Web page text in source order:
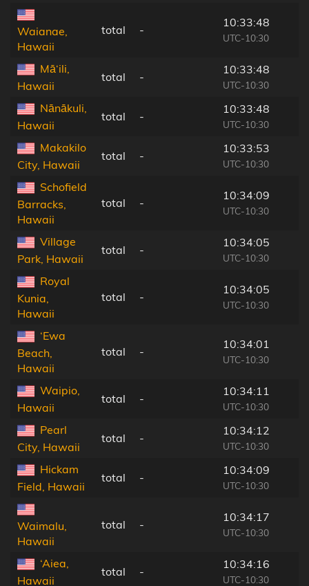
Waianae,
Hawaii
total -
10:33:48
UTC-10:30
Mā‘ili,
Hawaii
total -
10:33:48
UTC-10:30
Nānākuli,
Hawaii
total -
10:33:48
UTC-10:30
Makakilo
City, Hawaii
total -
10:33:53
UTC-10:30
Schofield
Barracks,
Hawaii
total -
10:34:09
UTC-10:30
Village
Park, Hawaii
total -
10:34:05
UTC-10:30
Royal
Kunia,
Hawaii
total -
10:34:05
UTC-10:30
‘Ewa
Beach,
Hawaii
total -
10:34:01
UTC-10:30
Waipio,
Hawaii
total -
10:34:11
UTC-10:30
Pearl
City, Hawaii
total -
10:34:12
UTC-10:30
Hickam
Field, Hawaii
total -
10:34:09
UTC-10:30
Waimalu,
Hawaii
total -
10:34:17
UTC-10:30
‘Aiea,
Hawaii
total -
10:34:16
UTC-10:30